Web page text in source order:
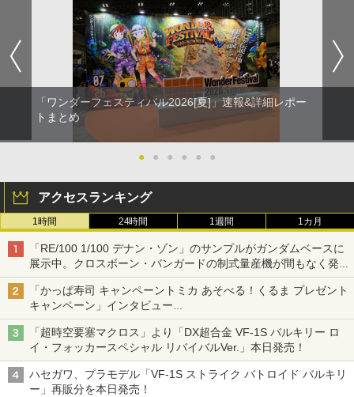
「ワンダーフェスティバル2026[夏]」速報&詳細レポー
トまとめ
● ● ● ● ● ●
アクセスランキング
1時間 24時間 1週間 1カ月
「RE/100 1/100 デナン・ゾン」のサンプルがガンダムベースに
展示中。クロスボーン・バンガードの制式量産機が間もなく発送
【ガンダムベース撮り下ろし】
「かっぱ寿司 キャンペーントミカ あそべる！くるま プレゼント
キャンペーン」インタビュー
子どもが楽しめるかっぱ寿司ならではの体験とコラボの楽しさを
追求
「超時空要塞マクロス」より「DX超合金 VF-1S バルキリー ロ
イ・フォッカースペシャル リバイバルVer.」本日発売！
ハセガワ、プラモデル「VF-1S ストライク バトロイド バルキリ
ー」再販分を本日発売！